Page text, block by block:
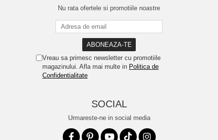
Nu rata ofertele si promotiile noastre
Vreau sa primesc newsletter cu promotiile
magazinului. Afla mai multe in Politica de
Confidentialitate
SOCIAL
Urmareste-ne in social media